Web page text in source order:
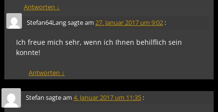
Antworten ↓
Stefan64Langsagte am 27. Januar 2017 um 9:02 :
Ich freue mich sehr, wenn ich Ihnen behilflich sein
konnte!
Antworten ↓
Stefan sagte am 4. Januar 2017 um 11:35 :